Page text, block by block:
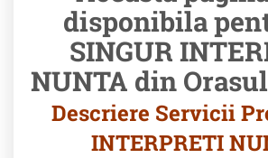
disponibila
SINGUR
NUNTA din
Descriere Servicii
INTERPRETI